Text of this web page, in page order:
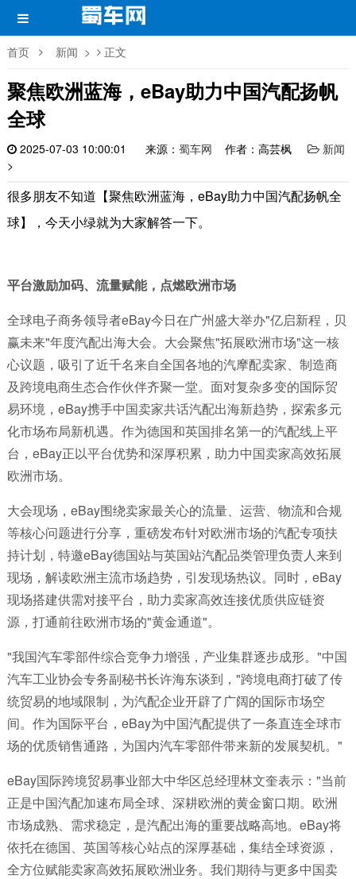
首页 新闻 > 正文
聚焦欧洲蓝海，eBay助力中国汽配扬帆
全球
2025-07-03 10:00:01 来源： 蜀车网 作者：高芸枫
新闻
>
很多朋友不知道【聚焦欧洲蓝海，eBay助力中国汽配扬帆全
球】，今天小绿就为大家解答一下。
平台激励加码、流量赋能，点燃欧洲市场
全球电子商务领导者eBay今日在广州盛大举办"亿启新程，贝
赢未来"年度汽配出海大会。大会聚焦"拓展欧洲市场"这一核
心议题，吸引了近千名来自全国各地的汽摩配卖家、制造商
及跨境电商生态合作伙伴齐聚一堂。面对复杂多变的国际贸
易环境，eBay携手中国卖家共话汽配出海新趋势，探索多元
化市场布局新机遇。作为德国和英国排名第一的汽配线上平
台，eBay正以平台优势和深厚积累，助力中国卖家高效拓展
欧洲市场。
大会现场，eBay围绕卖家最关心的流量、运营、物流和合规
等核心问题进行分享，重磅发布针对欧洲市场的汽配专项扶
持计划，特邀eBay德国站与英国站汽配品类管理负责人来到
现场，解读欧洲主流市场趋势，引发现场热议。同时，eBay
现场搭建供需对接平台，助力卖家高效连接优质供应链资
源，打通前往欧洲市场的"黄金通道"。
"我国汽车零部件综合竞争力增强，产业集群逐步成形。"中国
汽车工业协会专务副秘书长许海东谈到，"跨境电商打破了传
统贸易的地域限制，为汽配企业开辟了广阔的国际市场空
间。作为国际平台，eBay为中国汽配提供了一条直连全球市
场的优质销售通路，为国内汽车零部件带来新的发展契机。"
eBay国际跨境贸易事业部大中华区总经理林文奎表示："当前
正是中国汽配加速布局全球、深耕欧洲的黄金窗口期。欧洲
市场成熟、需求稳定，是汽配出海的重要战略高地。eBay将
依托在德国、英国等核心站点的深厚基础，集结全球资源，
全方位赋能卖家高效拓展欧洲业务。我们期待与更多中国卖